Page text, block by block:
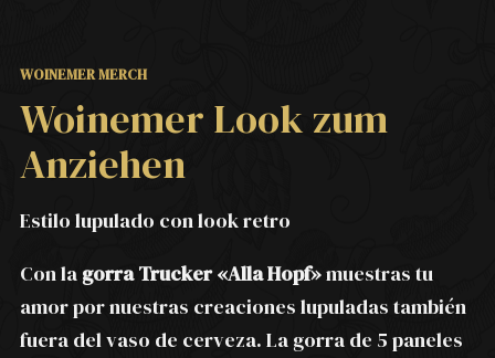
WOINEMER MERCH
Woinemer Look zum
Anziehen
Estilo lupulado con look retro
Con la gorra Trucker «Alla Hopf»muestras tu
amor por nuestras creaciones lupuladas también
fuera del vaso de cerveza. La gorra de 5 paneles